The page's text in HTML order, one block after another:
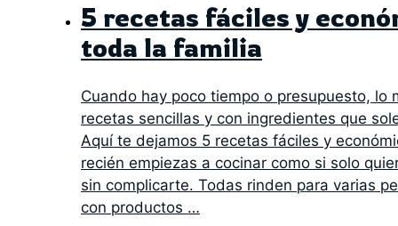
5 recetas fáciles y
toda la familia
Cuando hay poco tiempo o presupuesto, lo
recetas sencillas y con ingredientes que
Aquí te dejamos 5 recetas fáciles y
recién empiezas a cocinar como si solo
sin complicarte. Todas rinden para varias
con productos …